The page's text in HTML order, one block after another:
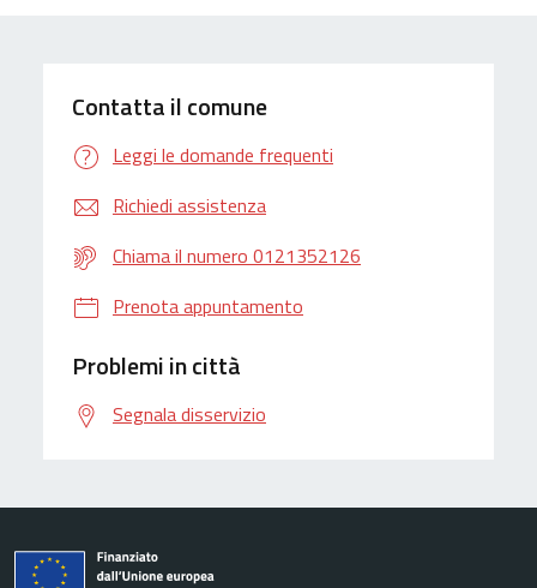
Contatta il comune
Leggi le domande frequenti
Richiedi assistenza
Chiama il numero 0121352126
Prenota appuntamento
Problemi in città
Segnala disservizio